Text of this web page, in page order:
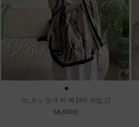
●
m_모노 잉크 빅 백 [3차 재입고]
68,000원